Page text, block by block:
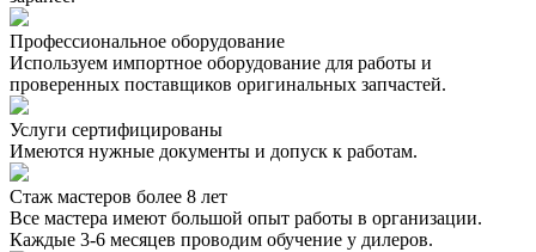
Профессиональное оборудование
Используем импортное оборудование для работы и
проверенных поставщиков оригинальных запчастей.
Услуги сертифицированы
Имеются нужные документы и допуск к работам.
Стаж мастеров более 8 лет
Все мастера имеют большой опыт работы в организации.
Каждые 3-6 месяцев проводим обучение у дилеров.